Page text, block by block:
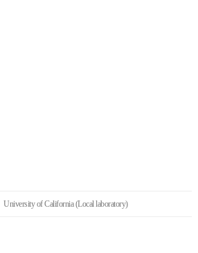
University of California (Local laboratory)